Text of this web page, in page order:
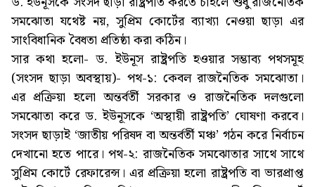
সমঝোতা যথেষ্ট নয়, সুপ্রিম কোর্টের ব্যাখ্যা নেওয়া ছাড়া এর
সাংবিধানিক বৈধতা প্রতিষ্ঠা করা কঠিন।
সার কথা হলো- ড. ইউনূস রাষ্ট্রপতি হওয়ার সম্ভাব্য পথসমূহ
(সংসদ ছাড়া অবস্থায়)- পথ-১: কেবল রাজনৈতিক সমঝোতা।
এর প্রক্রিয়া হলো অন্তর্বর্তী সরকার ও রাজনৈতিক দলগুলো
সমঝোতা করে ড. ইউনূসকে ‘অস্থায়ী রাষ্ট্রপতি’ ঘোষণা করবে।
সংসদ ছাড়াই ‘জাতীয় পরিষদ বা অন্তর্বর্তী মঞ্চ’ গঠন করে নির্বাচন
দেখানো হতে পারে। পথ-২: রাজনৈতিক সমঝোতার সাথে সাথে
সুপ্রিম কোর্টে রেফারেন্স। এর প্রক্রিয়া হলো রাষ্ট্রপতি বা ভারপ্রাপ্ত